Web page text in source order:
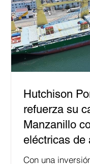
personas
Hutchison
refuerza su
Manzanillo
eléctricas de
Con una